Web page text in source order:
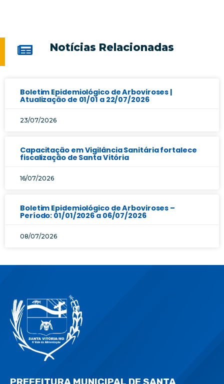
Notícias Relacionadas
Boletim Epidemiológico de Arboviroses |
Atualização de 01/01 a 22/07/2026
23/07/2026
Capacitação em Vigilância Sanitária fortalece
fiscalização de Santa Vitória
16/07/2026
Boletim Epidemiológico de Arboviroses –
Período: 01/01/2026 a 06/07/2026
08/07/2026